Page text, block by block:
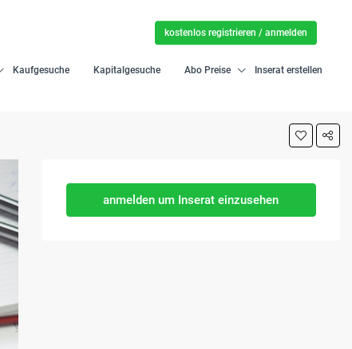
Kaufgesuche Kapitalgesuche Abo Preise Inserat erstellen
kostenlos registrieren / anmelden
anmelden um Inserat einzusehen